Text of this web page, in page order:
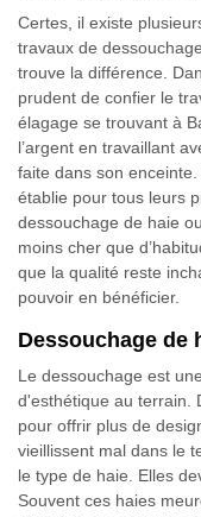
Certes, il existe
travaux de
trouve la différence.
prudent de confier le
élagage se trouvant à
l’argent en travaillant
faite dans son
établie pour tous leurs
dessouchage de haie
moins cher que
que la qualité reste
pouvoir en bénéficier.
Dessouchage de
Le dessouchage est
d'esthétique au terrain.
pour offrir plus de
vieillissent mal dans le
le type de haie. Elles
Souvent ces haies